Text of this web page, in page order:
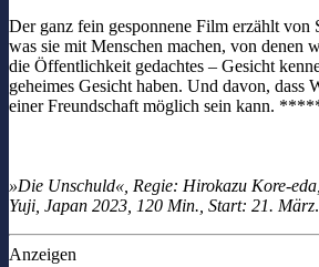
Der ganz fein gesponnene Film erzählt von
was sie mit Menschen machen, von denen
die Öffentlichkeit gedachtes – Gesicht
geheimes Gesicht haben. Und davon, dass
einer Freundschaft möglich sein kann.
»Die Unschuld«, Regie: Hirokazu Kore-
Yuji, Japan 2023, 120 Min., Start: 21. März.
Anzeigen